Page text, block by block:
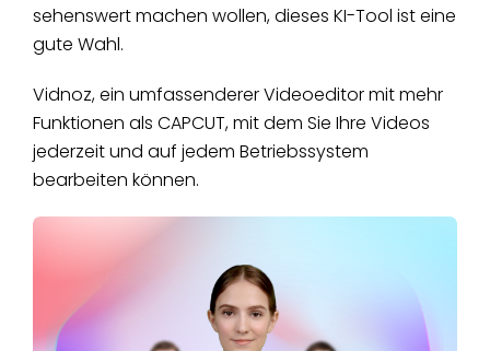
sehenswert machen wollen, dieses KI-Tool ist eine
gute Wahl.
Vidnoz, ein umfassenderer Videoeditor mit mehr
Funktionen als CAPCUT, mit dem Sie Ihre Videos
jederzeit und auf jedem Betriebssystem
bearbeiten können.